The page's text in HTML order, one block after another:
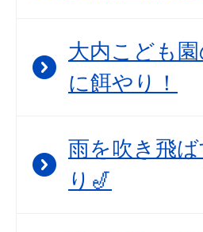
大内こども
に餌やり！
雨を吹き飛
り🎷